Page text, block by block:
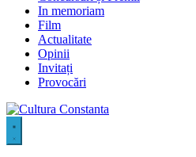
In memoriam
Film
Actualitate
Opinii
Invitați
Provocări